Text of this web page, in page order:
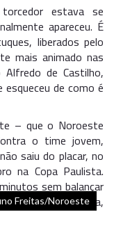
estava se
apareceu. É
liberados pelo
mais animado nas
de Castilho,
de como é
– que o Noroeste
o time jovem,
saiu do placar, no
na Copa Paulista.
sem balançar
segunda rodada,
Freitas/Noroeste